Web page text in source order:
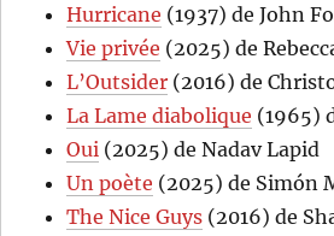
Hurricane (1937) de John
Vie privée (2025) de
L’Outsider (2016) de
La Lame diabolique (1965)
Oui (2025) de Nadav Lapid
Un poète (2025) de Simón
The Nice Guys (2016) de